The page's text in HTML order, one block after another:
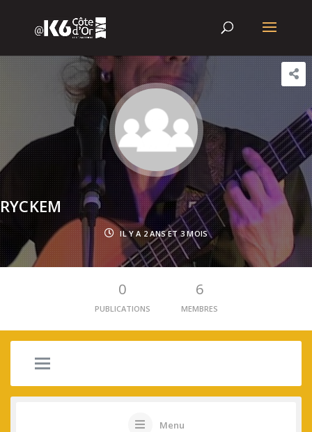
RYCKEM
IL Y A 2 ANS ET 3 MOIS
0
PUBLICATIONS
6
MEMBRES
Menu